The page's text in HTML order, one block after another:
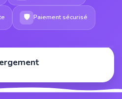
🛡 Paiement sécurisé